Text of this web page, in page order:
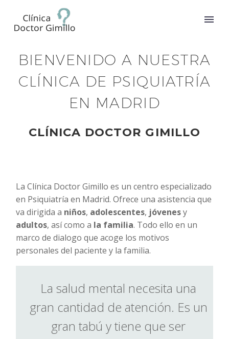
BIENVENIDO A NUESTRA
CLÍNICA DE PSIQUIATRÍA
EN MADRID
CLÍNICA DOCTOR GIMILLO
La Clínica Doctor Gimillo es un centro especializado
en Psiquiatría en Madrid. Ofrece una asistencia que
va dirigida a niños, adolescentes, jóvenesy
adultos, así como a la familia. Todo ello en un
marco de dialogo que acoge los motivos
personales del paciente y la familia.
La salud mental necesita una
gran cantidad de atención. Es un
gran tabú y tiene que ser